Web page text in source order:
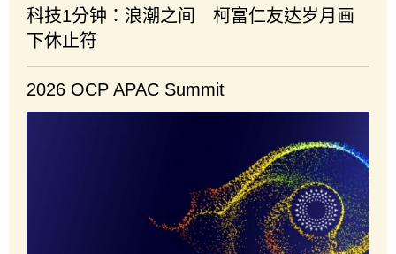
科技1分钟：浪潮之间 柯富仁友达岁月画
下休止符
2026 OCP APAC Summit